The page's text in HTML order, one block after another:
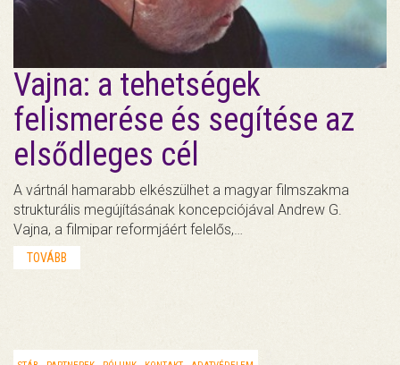
Vajna: a tehetségek
felismerése és segítése az
elsődleges cél
A vártnál hamarabb elkészülhet a magyar filmszakma
strukturális megújításának koncepciójával Andrew G.
Vajna, a filmipar reformjáért felelős,…
TOVÁBB